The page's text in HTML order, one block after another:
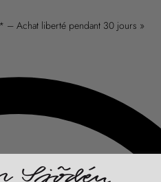
– Achat liberté pendant 30 jours »